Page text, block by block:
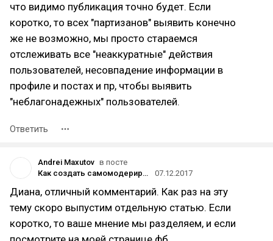
что видимо публикация точно будет. Если
коротко, то всех "партизанов" выявить конечно
же не возможно, мы просто стараемся
отслеживать все "неаккуратные" действия
пользователей, несовпадение информации в
профиле и постах и пр, чтобы выявить
"неблагонадежных" пользователей.
Ответить
Andrei Maxutov в посте
Как создать самомодерируемое сообщество
07.12.2017
Диана, отличный комментарий. Как раз на эту
тему скоро выпустим отдельную статью. Если
коротко, то ваше мнение мы разделяем, и если